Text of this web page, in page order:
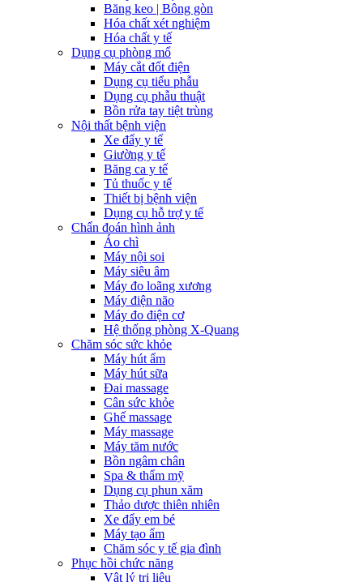
Băng keo | Bông gòn
Hóa chất xét nghiệm
Hóa chất y tế
Dụng cụ phòng mổ
Máy cắt đốt điện
Dụng cụ tiểu phẫu
Dụng cụ phẫu thuật
Bồn rửa tay tiệt trùng
Nội thất bệnh viện
Xe đẩy y tế
Giường y tế
Băng ca y tế
Tủ thuốc y tế
Thiết bị bệnh viện
Dụng cụ hỗ trợ y tế
Chẩn đoán hình ảnh
Áo chì
Máy nội soi
Máy siêu âm
Máy đo loãng xương
Máy điện não
Máy đo điện cơ
Hệ thống phòng X-Quang
Chăm sóc sức khỏe
Máy hút ẩm
Máy hút sữa
Đai massage
Cân sức khỏe
Ghế massage
Máy massage
Máy tăm nước
Bồn ngâm chân
Spa & thẩm mỹ
Dụng cụ phun xăm
Thảo dược thiên nhiên
Xe đẩy em bé
Máy tạo ẩm
Chăm sóc y tế gia đình
Phục hồi chức năng
Vật lý trị liệu